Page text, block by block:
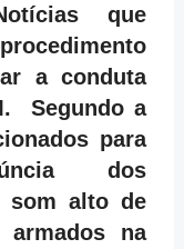
que
a conduta
Segundo a
para
dos
som alto de
armados na